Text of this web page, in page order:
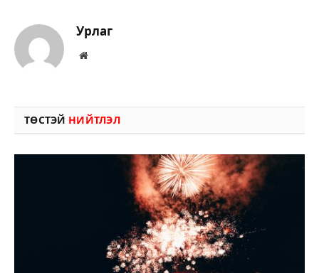
Урлаг
Вэбсайт
ТӨСТЭЙ НИЙТЛЭЛ